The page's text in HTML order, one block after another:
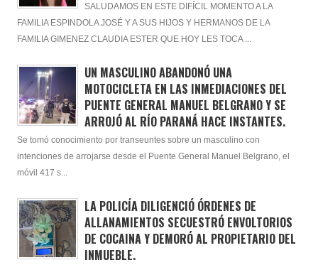
SALUDAMOS EN ESTE DIFÍCIL MOMENTO A LA
FAMILIA ESPINDOLA JOSÉ Y A SUS HIJOS Y HERMANOS DE LA
FAMILIA GIMENEZ CLAUDIA ESTER QUE HOY LES TOCA ...
UN MASCULINO ABANDONÓ UNA
MOTOCICLETA EN LAS INMEDIACIONES DEL
PUENTE GENERAL MANUEL BELGRANO Y SE
ARROJÓ AL RÍO PARANÁ HACE INSTANTES.
Se tomó conocimiento por transeuntes sobre un masculino con
intenciones de arrojarse desde el Puente General Manuel Belgrano, el
móvil 417 s...
LA POLICÍA DILIGENCIÓ ÓRDENES DE
ALLANAMIENTOS SECUESTRÓ ENVOLTORIOS
DE COCAINA Y DEMORÓ AL PROPIETARIO DEL
INMUEBLE.